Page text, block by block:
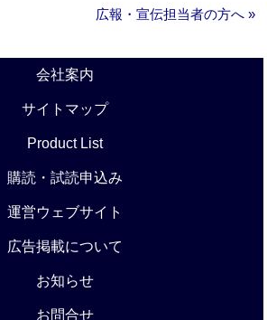
広報・宣伝担当者の方へ »
会社案内
サイトマップ
Product List
購読・試読申込み
運営ウェブサイト
広告掲載について
お知らせ
お問合せ